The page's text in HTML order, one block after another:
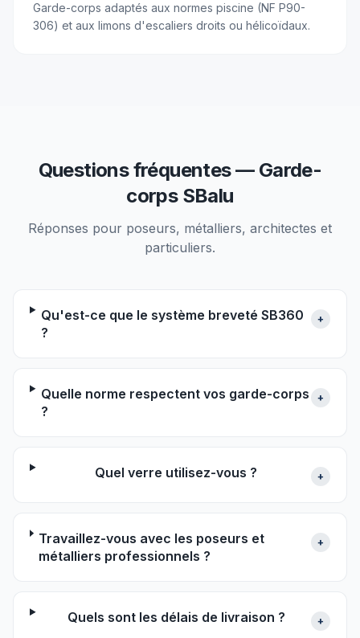
Garde-corps adaptés aux normes piscine (NF P90-
306) et aux limons d'escaliers droits ou hélicoïdaux.
Questions fréquentes — Garde-
corps SBalu
Réponses pour poseurs, métalliers, architectes et
particuliers.
Qu'est-ce que le système breveté SB360
?
+
Quelle norme respectent vos garde-corps
?
+
Quel verre utilisez-vous ? +
Travaillez-vous avec les poseurs et
métalliers professionnels ?
+
Quels sont les délais de livraison ? +